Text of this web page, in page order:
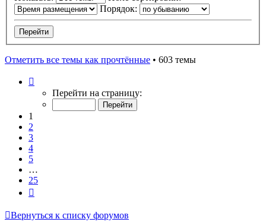
Порядок:
Отметить все темы как прочтённые • 603 темы
Перейти на страницу:
1
2
3
4
5
…
25
Вернуться к списку форумов